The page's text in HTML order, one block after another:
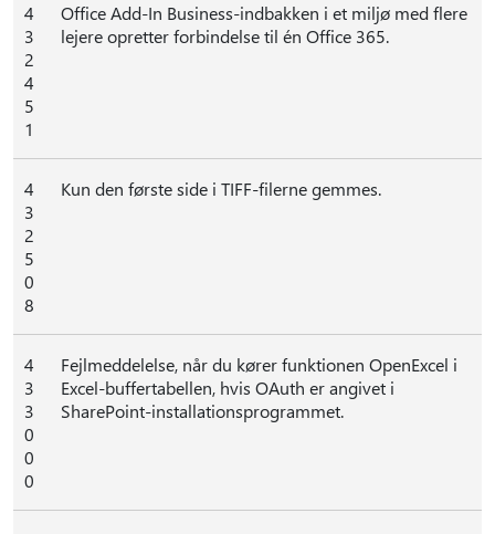
4
3
2
4
5
1
Office Add-In Business-indbakken i et miljø med flere
lejere opretter forbindelse til én Office 365.
4
3
2
5
0
8
Kun den første side i TIFF-filerne gemmes.
4
3
3
0
0
0
Fejlmeddelelse, når du kører funktionen OpenExcel i
Excel-buffertabellen, hvis OAuth er angivet i
SharePoint-installationsprogrammet.